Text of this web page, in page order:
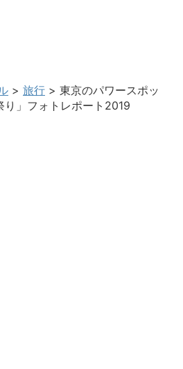
> 旅行 > 東京のパワースポッ
り」フォトレポート2019